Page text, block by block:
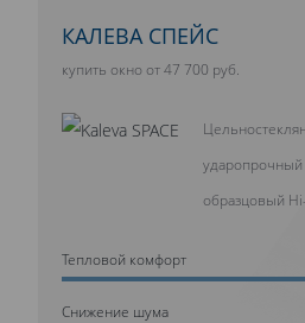
КАЛЕВА СПЕЙС
купить окно от 47 700 руб.
образцовый
Тепловой комфорт
Cнижение шума